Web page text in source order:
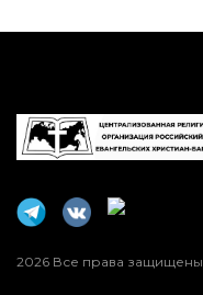
2026 Все права защищены.